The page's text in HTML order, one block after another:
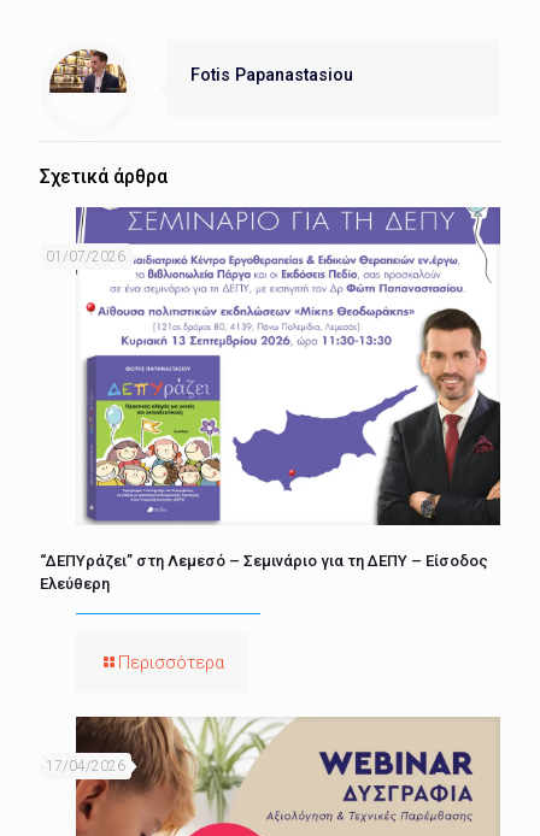
Fotis Papanastasiou
Σχετικά άρθρα
01/07/2026
“ΔΕΠΥράζει” στη Λεμεσό – Σεμινάριο για τη ΔΕΠΥ – Είσοδος
Ελεύθερη
Περισσότερα
17/04/2026